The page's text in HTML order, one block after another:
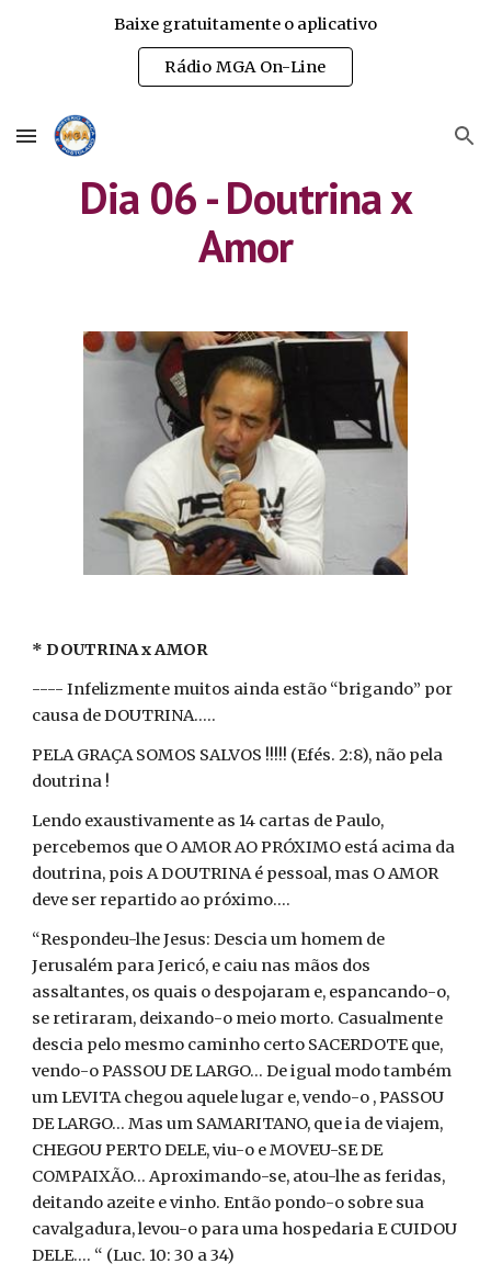
Baixe gratuitamente o aplicativo
Rádio MGA On-Line
Dia 06 - Doutrina x
Amor
* DOUTRINA x AMOR
---- Infelizmente muitos ainda estão “brigando” por
causa de DOUTRINA.....
PELA GRAÇA SOMOS SALVOS !!!!! (Efés. 2:8), não pela
doutrina !
Lendo exaustivamente as 14 cartas de Paulo,
percebemos que O AMOR AO PRÓXIMO está acima da
doutrina, pois A DOUTRINA é pessoal, mas O AMOR
deve ser repartido ao próximo....
“Respondeu-lhe Jesus: Descia um homem de
Jerusalém para Jericó, e caiu nas mãos dos
assaltantes, os quais o despojaram e, espancando-o,
se retiraram, deixando-o meio morto. Casualmente
descia pelo mesmo caminho certo SACERDOTE que,
vendo-o PASSOU DE LARGO... De igual modo também
um LEVITA chegou aquele lugar e, vendo-o , PASSOU
DE LARGO... Mas um SAMARITANO, que ia de viajem,
CHEGOU PERTO DELE, viu-o e MOVEU-SE DE
COMPAIXÃO... Aproximando-se, atou-lhe as feridas,
deitando azeite e vinho. Então pondo-o sobre sua
cavalgadura, levou-o para uma hospedaria E CUIDOU
DELE.... “ (Luc. 10: 30 a 34)